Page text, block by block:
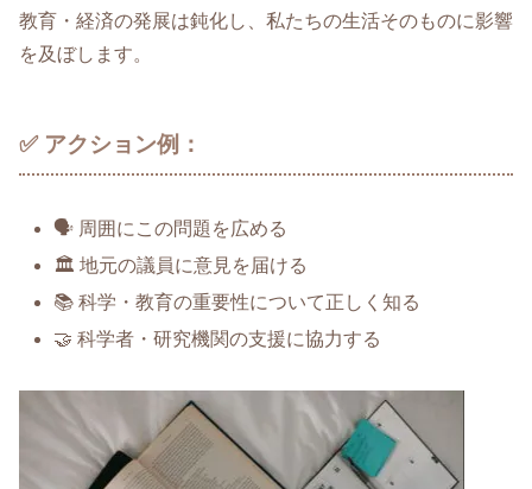
教育・経済の発展は鈍化し、私たちの生活そのものに影響
を及ぼします。
✅ アクション例：
🗣️ 周囲にこの問題を広める
🏛️ 地元の議員に意見を届ける
📚 科学・教育の重要性について正しく知る
🤝 科学者・研究機関の支援に協力する